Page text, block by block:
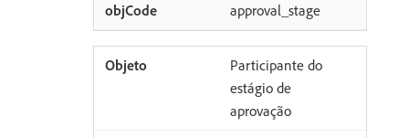
approval_stage
Participante do
estágio de
aprovação